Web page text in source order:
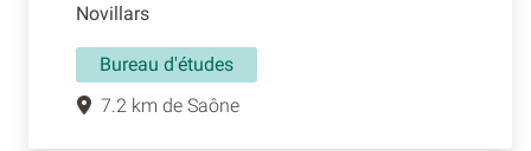
Novillars
Bureau d'études
7.2 km de Saône